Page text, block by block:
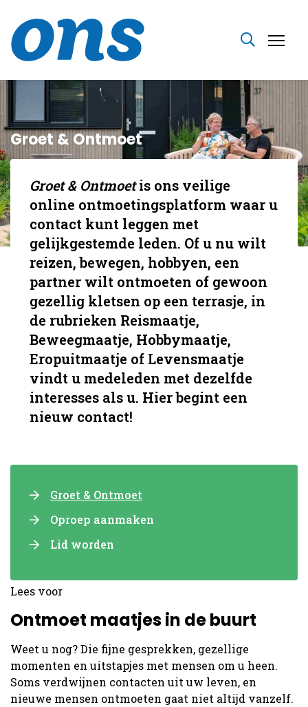
Groet & Ontmoet
Groet & Ontmoetis ons veilige
online ontmoetingsplatform waar u
contact kunt leggen met
gelijkgestemde leden. Of u nu wilt
reizen, bewegen, hobbyen, een
partner wilt ontmoeten of gewoon
gezellig kletsen op een terrasje, in
de rubrieken Reismaatje,
Beweegmaatje, Hobbymaatje,
Eropuitmaatje of Levensmaatje
vindt u medeleden met dezelfde
interesses als u. Hier begint een
nieuw contact!
Groet & Ontmoet
Oproep aanmaken
Lid worden
Lees voor
Ontmoet maatjes in de buurt
Weet u nog? Die fijne gesprekken, gezellige
momenten en uitstapjes met mensen om u heen.
Soms verdwijnen contacten uit uw leven, en
nieuwe mensen ontmoeten gaat niet altijd vanzelf.